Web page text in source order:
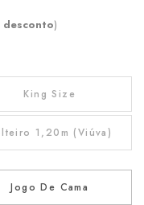
desconto)
Jogo De Cama
King Size
1,20m (Viúva)